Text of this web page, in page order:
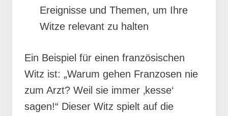
Ereignisse und Themen, um Ihre
Witze relevant zu halten
Ein Beispiel für einen französischen
Witz ist: „Warum gehen Franzosen nie
zum Arzt? Weil sie immer ‚kesse‘
sagen!“ Dieser Witz spielt auf die